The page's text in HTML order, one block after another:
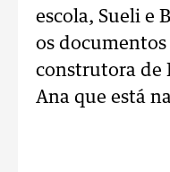
escola, Sueli e
os
construtora de
Ana que está